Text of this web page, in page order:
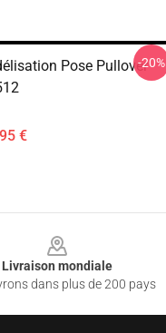
Pose Pullover
€
-20%
Livraison mondiale
dans plus de 200 pays